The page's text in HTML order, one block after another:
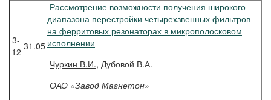
3-
12 31.05
Рассмотрение возможности получения широкого
диапазона перестройки четырехзвенных фильтров
на ферритовых резонаторах в микрополосковом
исполнении
Чуркин В.И., Дубовой В.А.
ОАО «Завод Магнетон»